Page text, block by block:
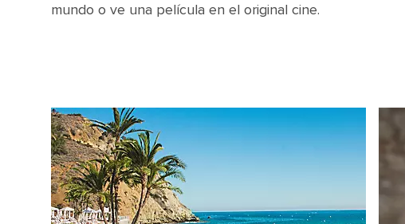
mundo o ve una película en el original cine.